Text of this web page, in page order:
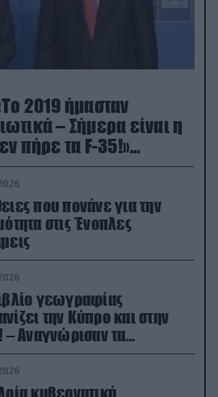
2019 ήμασταν
– Σήμερα είναι η
πήρε τα F-35!»
που πονάνε για την
στις Ένοπλες
γεωγραφίας
την Κύπρο και στην
– Αναγνώρισαν τα
(φωτο)
κυβερνητική